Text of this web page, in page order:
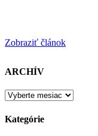
Zobraziť článok
ARCHÍV
Kategórie